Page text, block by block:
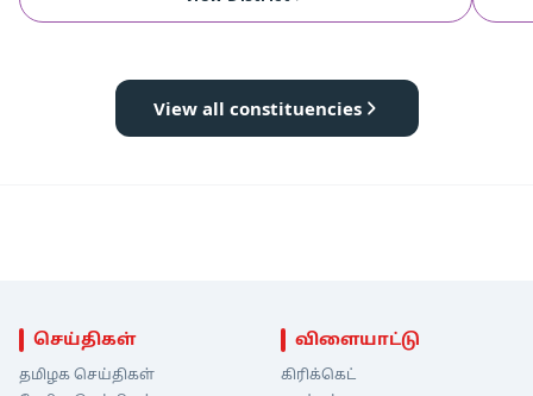
View all constituencies
செய்திகள்
தமிழக செய்திகள்
விளையாட்டு
கிரிக்கெட்